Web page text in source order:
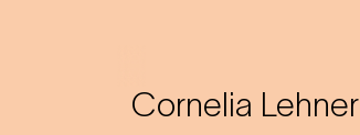
Cornelia Lehner